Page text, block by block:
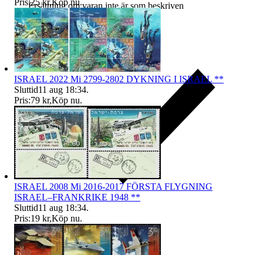
Ersättning om varan inte är som beskriven
Ersättning om du inte får din vara
Pris:25 kr,Köp nu.
ISRAEL 2022 Mi 2799-2802 DYKNING I ISRAEL **
Sluttid11 aug 18:34.
Pris:79 kr,Köp nu.
ISRAEL 2008 Mi 2016-2017 FÖRSTA FLYGNING
ISRAEL–FRANKRIKE 1948 **
Sluttid11 aug 18:34.
Pris:19 kr,Köp nu.